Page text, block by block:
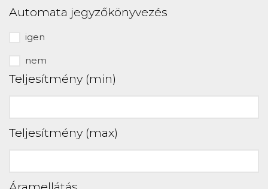
Automata jegyzőkönyvezés
igen
nem
Teljesítmény (min)
Teljesítmény (max)